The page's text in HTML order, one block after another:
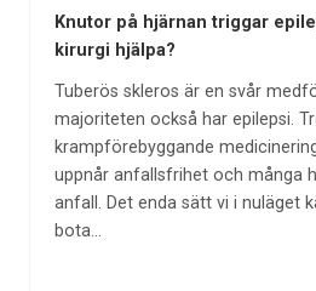
Knutor på hjärnan triggar
kirurgi hjälpa?
Tuberös skleros är en svår
majoriteten också har epilepsi.
krampförebyggande
uppnår anfallsfrihet och många
anfall. Det enda sätt vi i nuläget
bota…